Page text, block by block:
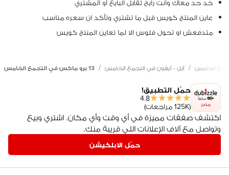
خد حد معاك وانت رايح تقابل البايع أو المشتري
عاين المنتج كويس قبل ما تشتري وتأكد ان سعره مناسب
متدفعش او تحول فلوس الا لما تعاين المنتج كويس
13 برو ماكس في التجمع الخامس / آبل - آيفون في التجمع الخامس / الخامس
مصر
حمّل التطبيق!
4.8
(125K مراجعات)
اكتشف صفقات مميزة في أي وقت وأي مكان. اشتري وبيع
وتواصل مع آلاف الإعلانات اللي قريبة منك.
حمّل الابلكيشن